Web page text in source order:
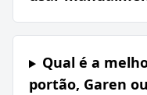
Qual é a
portão, Garen ou